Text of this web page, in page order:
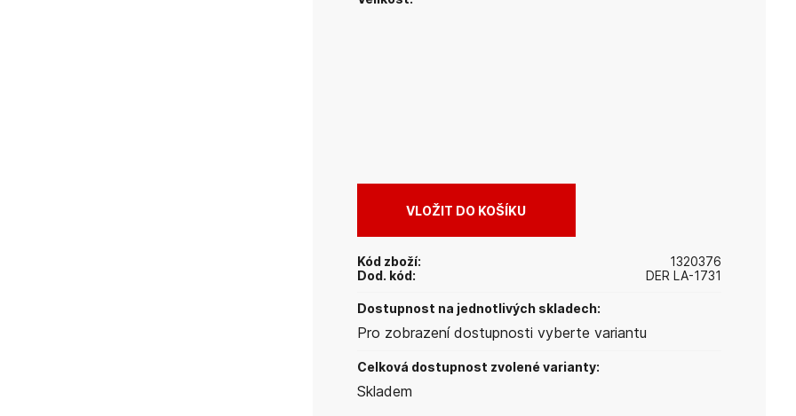
Kód zboží:
1320376
Dod. kód:
DER LA-1731
Dostupnost na jednotlivých skladech:
Pro zobrazení dostupnosti vyberte variantu
Celková dostupnost zvolené varianty:
Skladem